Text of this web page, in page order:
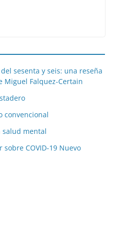
sesenta y seis: una reseña
Miguel Falquez-Certain
convencional
salud mental
sobre COVID-19 Nuevo